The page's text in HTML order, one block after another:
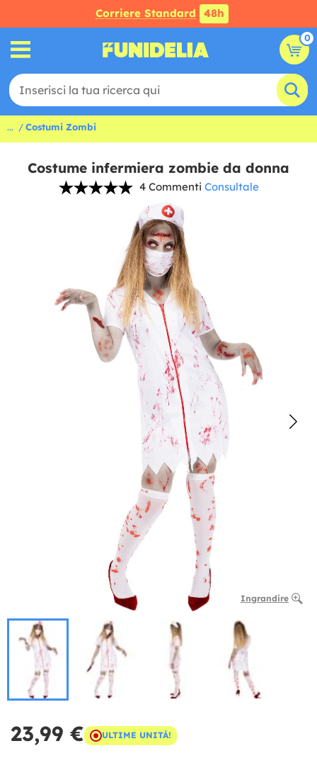
Corriere Standard 48h
0
... Costumi Zombi
Costume infermiera zombie da donna
4 Commenti Consultale
Ingrandire
23,99 € ULTIME UNITÀ!